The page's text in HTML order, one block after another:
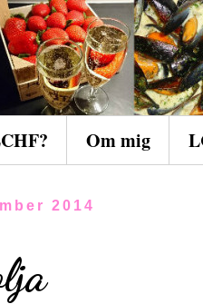
Om mig
2014